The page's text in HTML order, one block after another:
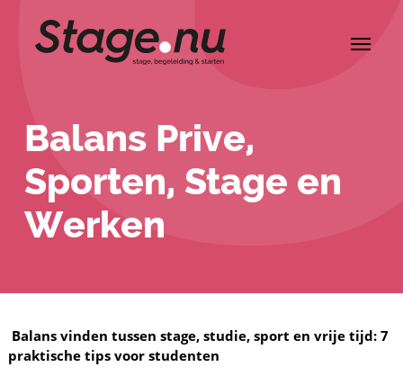
Balans Prive,
Sporten, Stage en
Werken
Balans vinden tussen stage, studie, sport en vrije tijd: 7
praktische tips voor studenten